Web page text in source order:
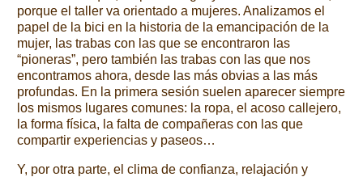
porque el taller va orientado a mujeres. Analizamos el
papel de la bici en la historia de la emancipación de la
mujer, las trabas con las que se encontraron las
“pioneras”, pero también las trabas con las que nos
encontramos ahora, desde las más obvias a las más
profundas. En la primera sesión suelen aparecer siempre
los mismos lugares comunes: la ropa, el acoso callejero,
la forma física, la falta de compañeras con las que
compartir experiencias y paseos…
Y, por otra parte, el clima de confianza, relajación y